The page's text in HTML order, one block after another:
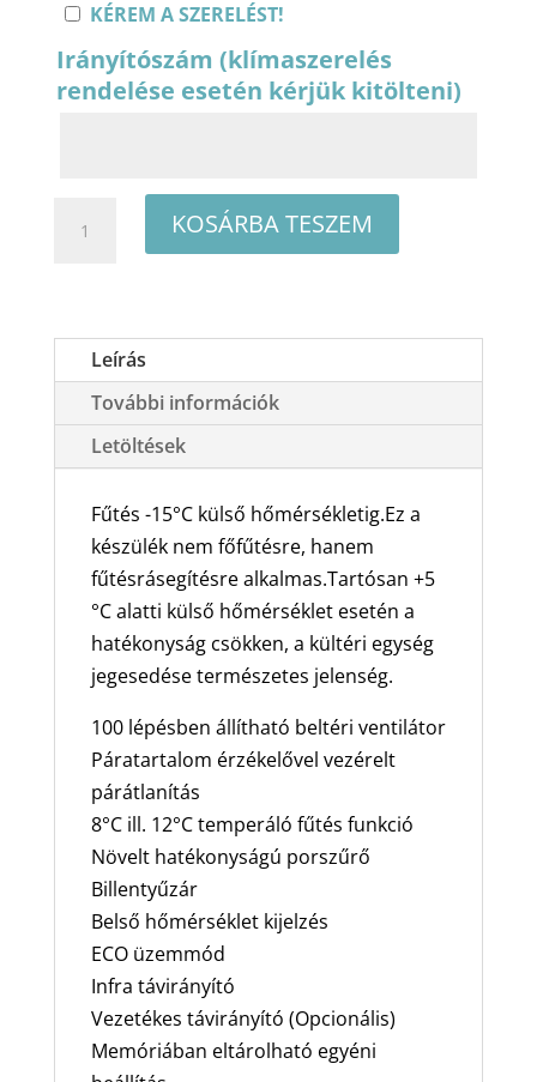
KÉREM A SZERELÉST!
Irányítószám (klímaszerelés
rendelése esetén kérjük kitölteni)
Special
SP-
91AE3
oldalfali
klíma
csomag
mennyiség
KOSÁRBA TESZEM
Leírás
További információk
Letöltések
Fűtés -15°C külső hőmérsékletig.Ez a
készülék nem főfűtésre, hanem
fűtésrásegítésre alkalmas.Tartósan +5
°C alatti külső hőmérséklet esetén a
hatékonyság csökken, a kültéri egység
jegesedése természetes jelenség.
100 lépésben állítható beltéri ventilátor
Páratartalom érzékelővel vezérelt
párátlanítás
8°C ill. 12°C temperáló fűtés funkció
Növelt hatékonyságú porszűrő
Billentyűzár
Belső hőmérséklet kijelzés
ECO üzemmód
Infra távirányító
Vezetékes távirányító (Opcionális)
Memóriában eltárolható egyéni